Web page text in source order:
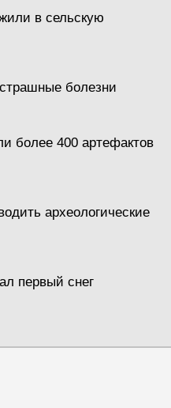
в сельскую
болезни
более 400 артефактов
археологические
первый снег